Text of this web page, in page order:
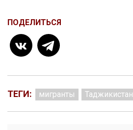
ПОДЕЛИТЬСЯ
ТЕГИ: мигранты Таджикистан